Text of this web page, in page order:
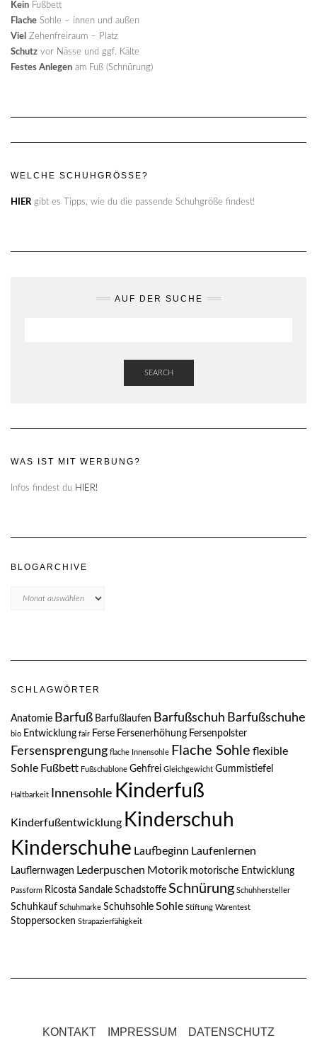
Kein Fußbett
Flache Sohle – innen und außen
Viel Zehenfreiraum – Platz
Schutz vor Nässe und ggf. Kälte
Festes Anlegen am Fuß (Schnürung)
WELCHE SCHUHGRÖSSE?
HIERgibt es Tipps, wie du die passende Schuhgröße findest!
AUF DER SUCHE
SEARCH
WAS IST MIT WERBUNG?
Infos findest du HIER!
BLOGARCHIVE
SCHLAGWÖRTER
Anatomie Barfuß Barfußlaufen Barfußschuh Barfußschuhe
bio Entwicklung fair Ferse Fersenerhöhung Fersenpolster
Fersensprengung flache Innensohle Flache Sohle flexible
Sohle Fußbett Fußschablone Gehfrei Gleichgewicht Gummistiefel
Haltbarkeit Innensohle Kinderfuß
Kinderfußentwicklung Kinderschuh
Kinderschuhe Laufbeginn Laufenlernen
Lauflernwagen Lederpuschen Motorik motorische Entwicklung
Passform Ricosta Sandale Schadstoffe Schnürung Schuhhersteller
Schuhkauf Schuhmarke Schuhsohle Sohle Stiftung Warentest
Stoppersocken Strapazierfähigkeit
KONTAKT IMPRESSUM DATENSCHUTZ